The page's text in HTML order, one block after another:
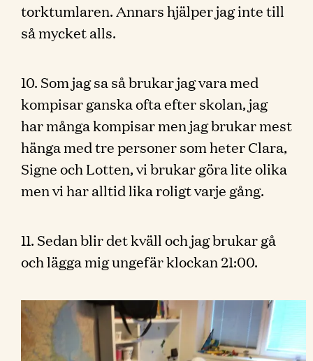
torktumlaren. Annars hjälper jag inte till
så mycket alls.
10. Som jag sa så brukar jag vara med
kompisar ganska ofta efter skolan, jag
har många kompisar men jag brukar mest
hänga med tre personer som heter Clara,
Signe och Lotten, vi brukar göra lite olika
men vi har alltid lika roligt varje gång.
11. Sedan blir det kväll och jag brukar gå
och lägga mig ungefär klockan 21:00.